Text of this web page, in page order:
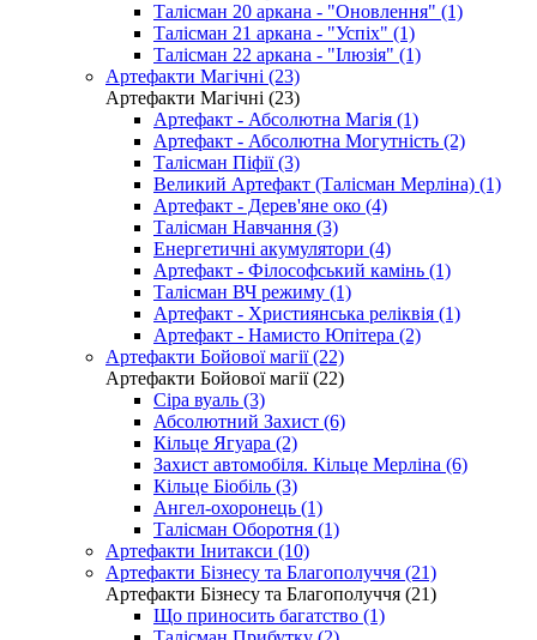
Талісман 20 аркана - "Оновлення" (1)
Талісман 21 аркана - "Успіх" (1)
Талісман 22 аркана - "Ілюзія" (1)
Артефакти Магічні (23)
Артефакти Магічні (23)
Артефакт - Абсолютна Магія (1)
Артефакт - Абсолютна Могутність (2)
Талісман Піфії (3)
Великий Артефакт (Талісман Мерліна) (1)
Артефакт - Дерев'яне око (4)
Талісман Навчання (3)
Енергетичні акумулятори (4)
Артефакт - Філософський камінь (1)
Талісман ВЧ режиму (1)
Артефакт - Християнська реліквія (1)
Артефакт - Намисто Юпітера (2)
Артефакти Бойової магії (22)
Артефакти Бойової магії (22)
Сіра вуаль (3)
Абсолютний Захист (6)
Кільце Ягуара (2)
Захист автомобіля. Кільце Мерліна (6)
Кільце Біобіль (3)
Ангел-охоронець (1)
Талісман Оборотня (1)
Артефакти Інитакси (10)
Артефакти Бізнесу та Благополуччя (21)
Артефакти Бізнесу та Благополуччя (21)
Що приносить багатство (1)